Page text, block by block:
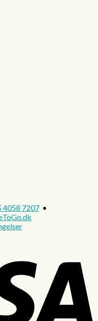
4058 7207•